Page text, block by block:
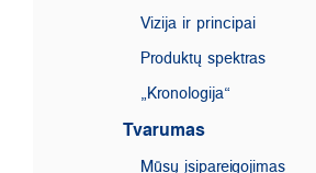
Vizija ir principai
Produktų spektras
„Kronologija“
Tvarumas
Mūsų įsipareigojimas